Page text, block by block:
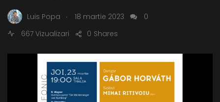
Luis Popa . 18 martie 2023
0
667 Vizualizari
Shares
0